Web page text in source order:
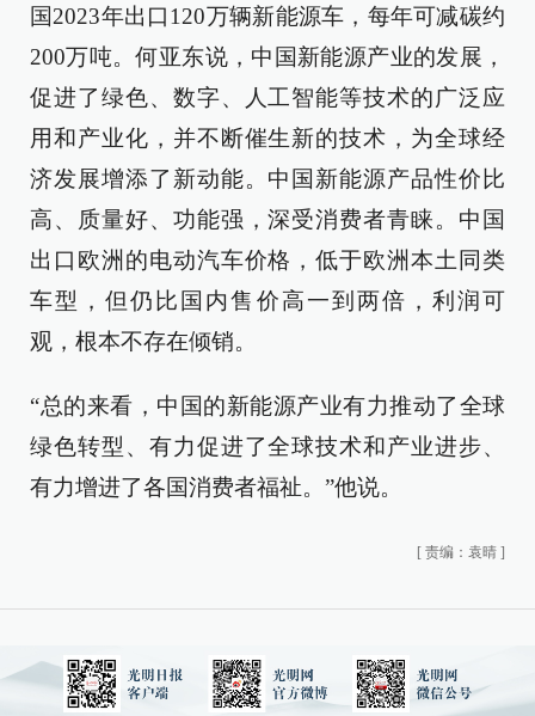
国2023年出口120万辆新能源车，每年可减碳约
200万吨。何亚东说，中国新能源产业的发展，
促进了绿色、数字、人工智能等技术的广泛应
用和产业化，并不断催生新的技术，为全球经
济发展增添了新动能。中国新能源产品性价比
高、质量好、功能强，深受消费者青睐。中国
出口欧洲的电动汽车价格，低于欧洲本土同类
车型，但仍比国内售价高一到两倍，利润可
观，根本不存在倾销。
“总的来看，中国的新能源产业有力推动了全球
绿色转型、有力促进了全球技术和产业进步、
有力增进了各国消费者福祉。”他说。
[ 责编：袁晴 ]